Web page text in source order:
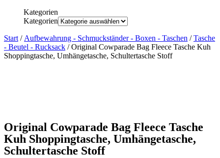
Kategorien
Kategorien
Start / Aufbewahrung - Schmuckständer - Boxen - Taschen /Tasche
- Beutel - Rucksack / Original Cowparade Bag Fleece Tasche Kuh
Shoppingtasche, Umhängetasche, Schultertasche Stoff
Original Cowparade Bag Fleece Tasche
Kuh Shoppingtasche, Umhängetasche,
Schultertasche Stoff